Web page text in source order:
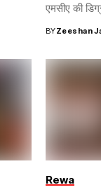
एमसीए की
BYZeeshan
Rewa